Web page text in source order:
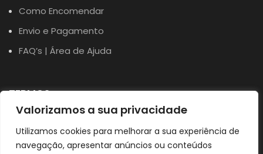
Valorizamos a sua privacidade
Utilizamos cookies para melhorar a sua experiência de
navegação, apresentar anúncios ou conteúdos
Como Encomendar
Envio e Pagamento
FAQ’s | Área de Ajuda
TERMOS
Política de Cookies